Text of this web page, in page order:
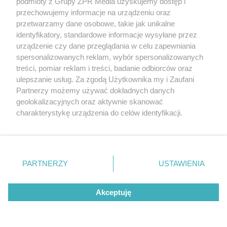
tego samego bloku spadła wersalka z
przechowujemy informacje na urządzeniu oraz
przetwarzamy dane osobowe, takie jak unikalne
identyfikatory, standardowe informacje wysyłane przez
urządzenie czy dane przeglądania w celu zapewniania
spersonalizowanych reklam, wybór spersonalizowanych
treści, pomiar reklam i treści, badanie odbiorców oraz
ulepszanie usług. Za zgodą Użytkownika my i Zaufani
Partnerzy możemy używać dokładnych danych
geolokalizacyjnych oraz aktywnie skanować
charakterystykę urządzenia do celów identyfikacji.
zmienić/wycofać klikając przycisk ustawień prywatności
znajdujący się w lewym dolnym rogu strony
rodzaje przetwarzania danych nie wymagają zgody
użytkownika, ale masz prawo sprzeciwić się takiemu
przetwarzaniu. Preferencje będą miały zastosowanie tylko
PARTNERZY USTAWIENIA
Akceptuję